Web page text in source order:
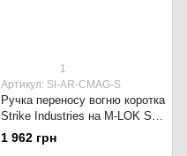
1
Артикул: SI-AR-CMAG-S
Ручка переносу вогню коротка
Strike Industries на M-LOK SI-
AR-CMAG-S Чорний
1 962 грн